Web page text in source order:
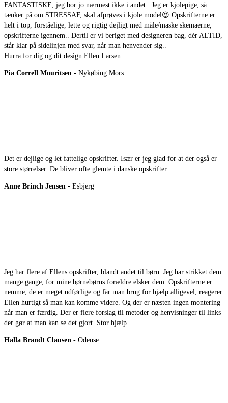
FANTASTISKE, jeg bor jo nærmest ikke i andet.. Jeg er kjolepige, så
tænker på om STRESSAF, skal afprøves i kjole model😍 Opskrifterne er
helt i top, forståelige, lette og rigtig dejligt med måle/maske skemaerne,
opskrifterne igennem.. Dertil er vi beriget med designeren bag, dér ALTID,
står klar på sidelinjen med svar, når man henvender sig..
Hurra for dig og dit design Ellen Larsen
Pia Correll Mouritsen - Nykøbing Mors
Det er dejlige og let fattelige opskrifter. Især er jeg glad for at der også er
store størrelser. De bliver ofte glemte i danske opskrifter
Anne Brinch Jensen - Esbjerg
Jeg har flere af Ellens opskrifter, blandt andet til børn. Jeg har strikket dem
mange gange, for mine børnebørns forældre elsker dem. Opskrifterne er
nemme, de er meget udførlige og får man brug for hjælp alligevel, reagerer
Ellen hurtigt så man kan komme videre. Og der er næsten ingen montering
når man er færdig. Der er flere forslag til metoder og henvisninger til links
der gør at man kan se det gjort. Stor hjælp.
Halla Brandt Clausen - Odense